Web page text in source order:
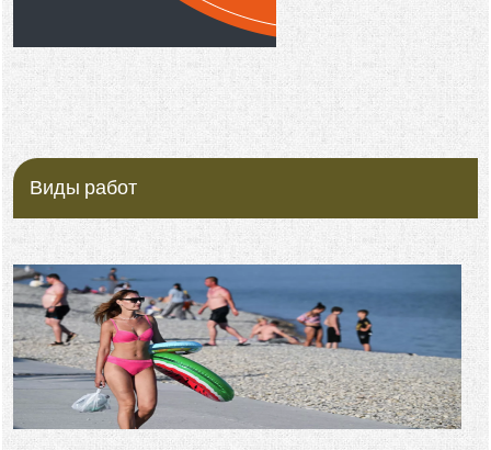
Виды работ